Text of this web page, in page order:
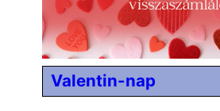
Valentin-nap